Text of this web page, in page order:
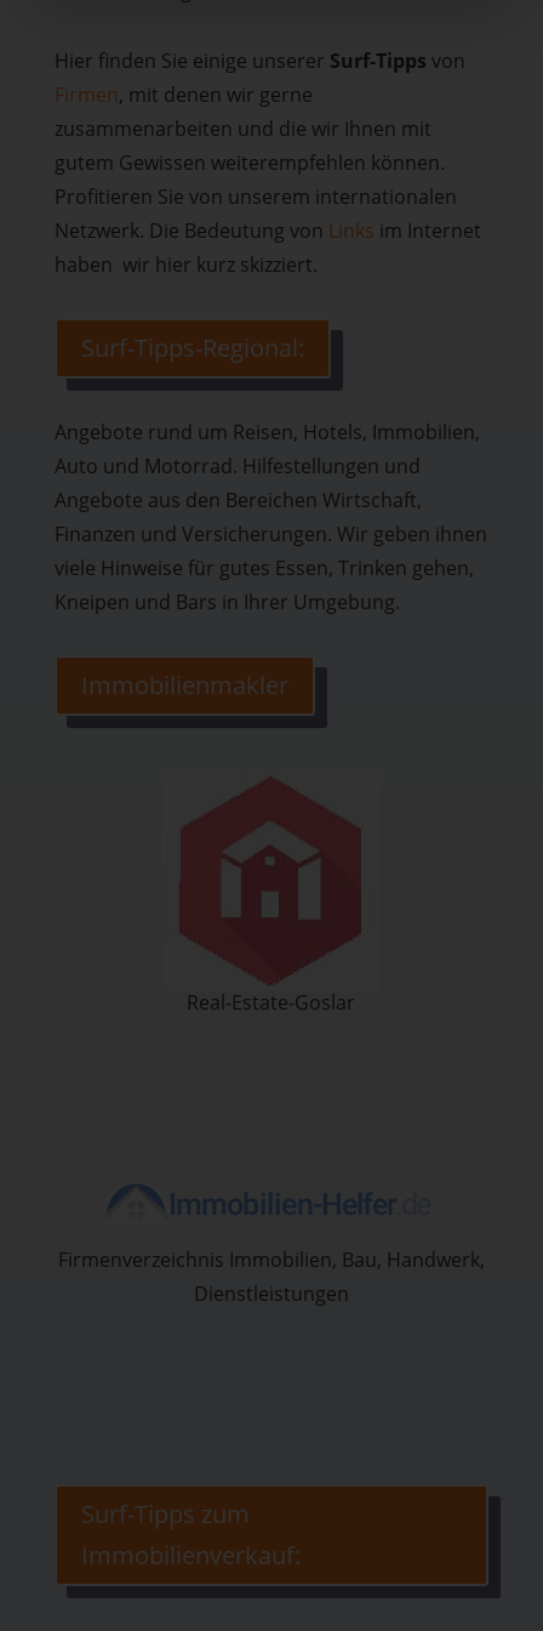
Hier finden Sie einige unserer Surf-Tipps von
Firmen, mit denen wir gerne
zusammenarbeiten und die wir Ihnen mit
gutem Gewissen weiterempfehlen können.
Profitieren Sie von unserem internationalen
Netzwerk. Die Bedeutung von Links im Internet
haben wir hier kurz skizziert.
Surf-Tipps-Regional:
Angebote rund um Reisen, Hotels, Immobilien,
Auto und Motorrad. Hilfestellungen und
Angebote aus den Bereichen Wirtschaft,
Finanzen und Versicherungen. Wir geben ihnen
viele Hinweise für gutes Essen, Trinken gehen,
Kneipen und Bars in Ihrer Umgebung.
Immobilienmakler
Real-Estate-Goslar
Firmenverzeichnis Immobilien, Bau, Handwerk,
Dienstleistungen
Surf-Tipps zum
Immobilienverkauf: